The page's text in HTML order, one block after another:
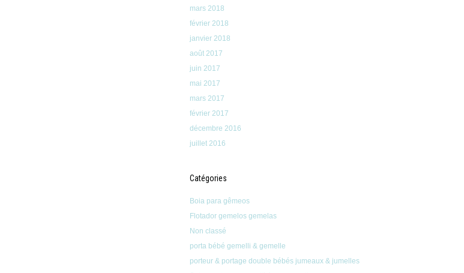
mars 2018
février 2018
janvier 2018
août 2017
juin 2017
mai 2017
mars 2017
février 2017
décembre 2016
juillet 2016
Catégories
Boia para gêmeos
Flotador gemelos gemelas
Non classé
porta bébé gemelli & gemelle
porteur & portage double bébés jumeaux & jumelles